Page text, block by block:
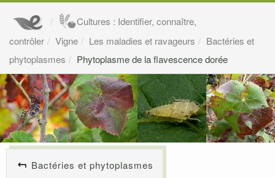
Cultures : Identifier, connaître,
contrôler
Vigne Les maladies et ravageurs
Bactéries et
phytoplasmes
Phytoplasme de la flavescence dorée
Bactéries et phytoplasmes